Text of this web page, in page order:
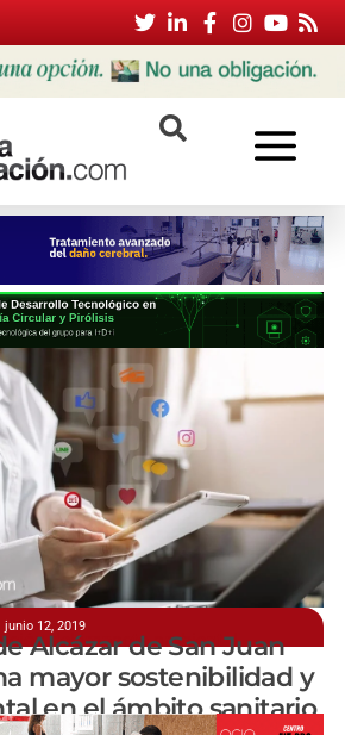
junio 12, 2019
del impacto ambiental
Alcázar de San Juan
mayor sostenibilidad y
en el ámbito sanitario